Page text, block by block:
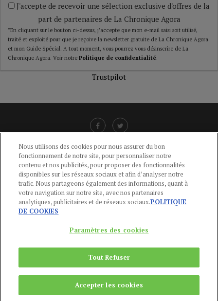
J'accepte de recevoir une sélection exclusive d'offres de la
part de partenaires de La Chronique Agora
*En cliquant sur le bouton ci-dessus, j’accepte que mon e-mail saisi soit utilisé,
traité et exploité pour que je reçoive la newsletter gratuite de La Chronique Agora
et mon Guide Spécial. A tout moment, vous pourrez vous désinscrire de La
Chronique Agora. Voir notre Politique de confidentialité.
Trustpilot
LIENS UTILES
CGU-POLITIQUE DE CONFIDENTIALITÉ -POLITIQUE DES COOKIES
MENTIONS LÉGALES -AIDE
CONTACT
Du Lundi au Vendredi, 9h-13h et 14h-17h
Copyright © 2024Publications Agora
REMONTER
Nous utilisons des cookies pour nous assurer du bon
fonctionnement de notre site, pour personnaliser notre
contenu et nos publicités, pour proposer des fonctionnalités
disponibles sur les réseaux sociaux et afin d’analyser notre
trafic. Nous partageons également des informations, quant à
votre navigation sur notre site, avec nos partenaires
analytiques, publicitaires et de réseaux sociaux.POLITIQUE
DE COOKIES
Paramètres des cookies
Tout Refuser
Accepter les cookies